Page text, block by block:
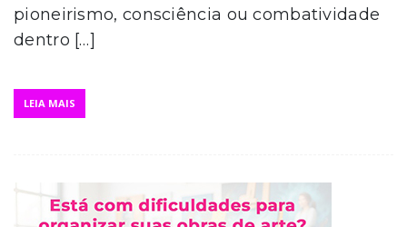
pioneirismo, consciência ou combatividade
dentro […]
LEIA MAIS